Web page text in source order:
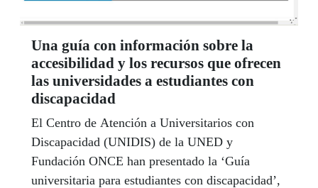
Una guía con información sobre la
accesibilidad y los recursos que ofrecen
las universidades a estudiantes con
discapacidad
El Centro de Atención a Universitarios con
Discapacidad (UNIDIS) de la UNED y
Fundación ONCE han presentado la ‘Guía
universitaria para estudiantes con discapacidad’,